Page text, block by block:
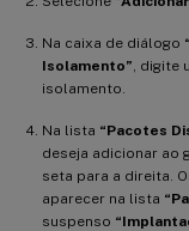
Na caixa de diálogo
Isolamento” ,
isolamento.
Na lista “Pacotes
deseja adicionar ao
seta para a direita.
aparecer na lista
suspenso